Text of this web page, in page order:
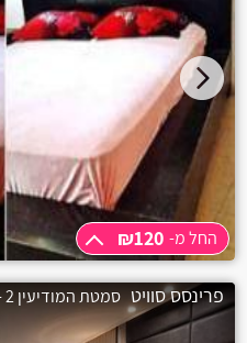
קרית ביאליק
רגבה
בית דגן
אשרת
אלקוש
אכזיב
אביטל
החל מ-
₪120
שעה
₪120
שעתיים
₪150
החל מ- ₪120
פרינסס סוויט סמטת המודיעין 2 - באר שבע